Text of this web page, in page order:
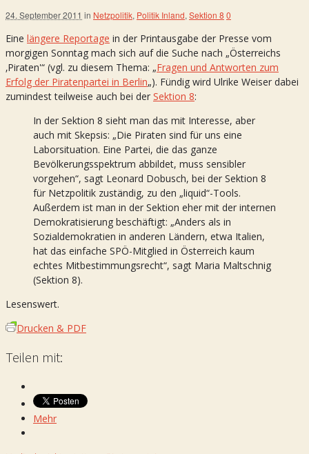
24. September 2011 in Netzpolitik, Politik Inland, Sektion 8 0
Eine längere Reportage in der Printausgabe der Presse vom
morgigen Sonntag mach sich auf die Suche nach „Österreichs
‚Piraten'“ (vgl. zu diesem Thema: „Fragen und Antworten zum
Erfolg der Piratenpartei in Berlin„). Fündig wird Ulrike Weiser dabei
zumindest teilweise auch bei der Sektion 8:
In der Sektion 8 sieht man das mit Interesse, aber
auch mit Skepsis: „Die Piraten sind für uns eine
Laborsituation. Eine Partei, die das ganze
Bevölkerungsspektrum abbildet, muss sensibler
vorgehen“, sagt Leonard Dobusch, bei der Sektion 8
für Netzpolitik zuständig, zu den „liquid“-Tools.
Außerdem ist man in der Sektion eher mit der internen
Demokratisierung beschäftigt: „Anders als in
Sozialdemokratien in anderen Ländern, etwa Italien,
hat das einfache SPÖ-Mitglied in Österreich kaum
echtes Mitbestimmungsrecht“, sagt Maria Maltschnig
(Sektion 8).
Lesenswert.
Drucken & PDF
Teilen mit:
Mehr